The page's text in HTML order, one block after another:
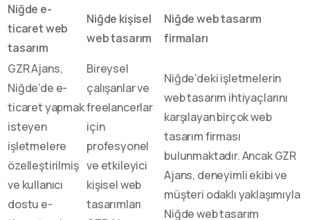
Niğde e-
ticaret web
tasarım
Niğde kişisel
web tasarım
Niğde web tasarım
firmaları
GZR Ajans,
Niğde’de e-
ticaret yapmak
isteyen
işletmelere
özelleştirilmiş
ve kullanıcı
dostu e-
Bireysel
çalışanlar ve
freelancerlar
için
profesyonel
ve etkileyici
kişisel web
tasarımları
Niğde’deki işletmelerin
web tasarım ihtiyaçlarını
karşılayan birçok web
tasarım firması
bulunmaktadır. Ancak GZR
Ajans, deneyimli ekibi ve
müşteri odaklı yaklaşımıyla
Niğde web tasarım